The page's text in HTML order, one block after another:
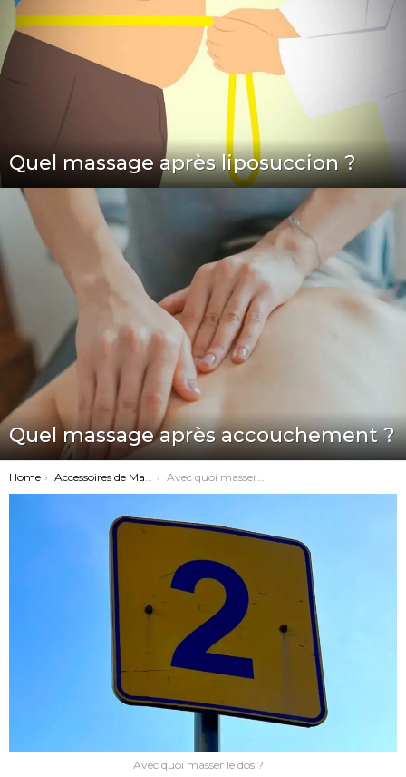
Quel massage après liposuccion ?
Quel massage après accouchement ?
You are here:
Home Accessoires de Massages Avec quoi masser le dos ?
Avec quoi masser le dos ?